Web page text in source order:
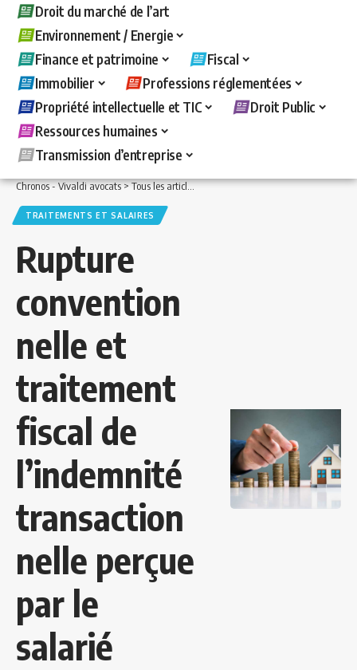
Droit du marché de l’art
Environnement / Energie
Finance et patrimoine
Fiscal
Immobilier
Professions réglementées
Propriété intellectuelle et TIC
Droit Public
Ressources humaines
Transmission d’entreprise
Chronos - Vivaldi avocats>Tous les articles >Fiscal>Traitements et salaires>
TRAITEMENTS ET SALAIRES
Rupture
convention
nelle et
traitement
fiscal de
l’indemnité
transaction
nelle perçue
par le
salarié